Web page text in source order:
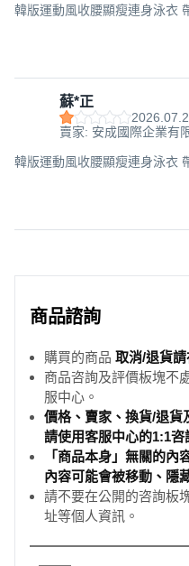
韓版運動風收腰顯瘦連身泳衣
蘇*正
賣家: 安成國際企業有
韓版運動風收腰顯瘦連身泳衣
商品諮詢
購買的商品 取消/退貨
商品咨詢及評價板塊不
服中心。
價格、賣家、換貨/退貨
請使用客服中心的1:1咨
「商品本身」無關的
內容可能會被移動、隱
請不要在公開的咨詢板
址等個人資訊。